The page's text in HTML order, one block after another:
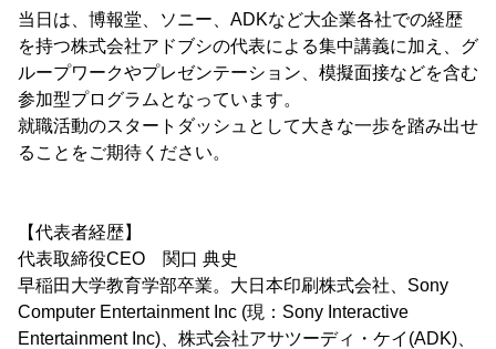
当日は、博報堂、ソニー、ADKなど大企業各社での経歴
を持つ株式会社アドブシの代表による集中講義に加え、グ
ループワークやプレゼンテーション、模擬面接などを含む
参加型プログラムとなっています。
就職活動のスタートダッシュとして大きな一歩を踏み出せ
ることをご期待ください。
【代表者経歴】
代表取締役CEO 関口 典史
早稲田大学教育学部卒業。大日本印刷株式会社、Sony
Computer Entertainment Inc (現：Sony Interactive
Entertainment Inc)、株式会社アサツーディ・ケイ(ADK)、